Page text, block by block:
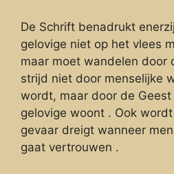
De Schrift benadrukt
gelovige niet op het vlees
maar moet wandelen door
strijd niet door menselijke
wordt, maar door de
gelovige woont . Ook
gevaar dreigt wanneer
gaat vertrouwen .